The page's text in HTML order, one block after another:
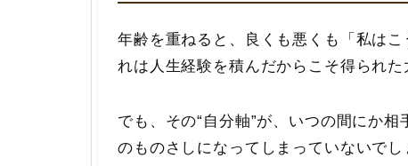
年齢を重ねると、良くも悪くも「私は
れは人生経験を積んだからこそ得られた
でも、その“自分軸”が、いつの間にか
のものさしになってしまっていないでし